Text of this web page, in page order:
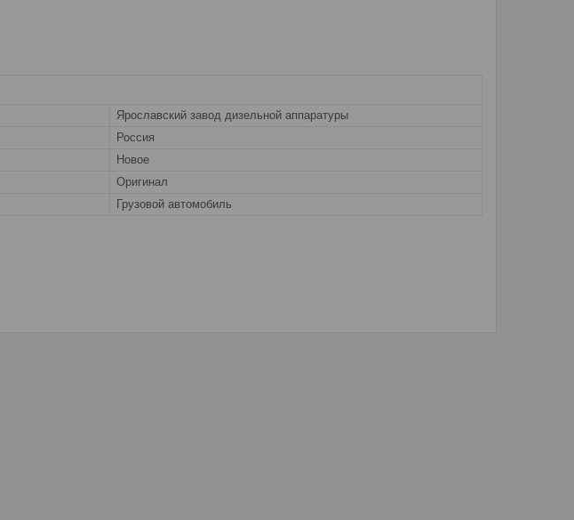
Ярославский завод дизельной аппаратуры
Россия
Новое
Оригинал
Грузовой автомобиль